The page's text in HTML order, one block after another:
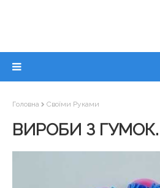
Головна Своїми Руками
ВИРОБИ З ГУМОК.